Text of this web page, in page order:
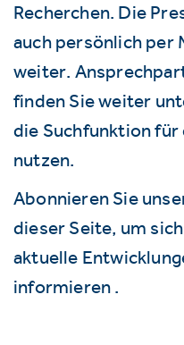
Recherchen. Die
auch persönlich per
weiter.
finden Sie weiter
die Suchfunktion für
nutzen.
Abonnieren Sie
dieser Seite, um
aktuelle
informieren .